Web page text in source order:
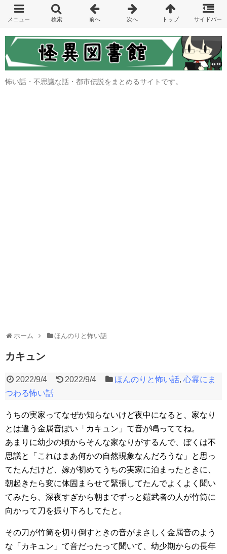
怖い話・不思議な話・都市伝説をまとめるサイトです。
ホーム ほんのりと怖い話
カキュン
2022/9/4 2022/9/4 ほんのりと怖い話,心霊にま
つわる怖い話
うちの実家ってなぜか知らないけど夜中になると、家なり
とは違う金属音ぽい「カキュン」て音が鳴っててね。
あまりに幼少の頃からそんな家なりがするんで、ぼくは不
思議と「これはまあ何かの自然現象なんだろうな」と思っ
てたんだけど、嫁が初めてうちの実家に泊まったときに、
朝起きたら変に体固まらせて緊張してたんでよくよく聞い
てみたら、深夜すぎから朝までずっと鎧武者の人が竹筒に
向かって刀を振り下ろしてたと。
その刀が竹筒を切り倒すときの音がまさしく金属音のよう
な「カキュン」て音だったって聞いて、幼少期からの長年